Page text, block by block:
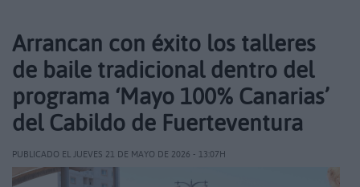
Arrancan con éxito los talleres
de baile tradicional dentro del
programa ‘Mayo 100% Canarias’
del Cabildo de Fuerteventura
PUBLICADO EL JUEVES 21 DE MAYO DE 2026 - 13:07H